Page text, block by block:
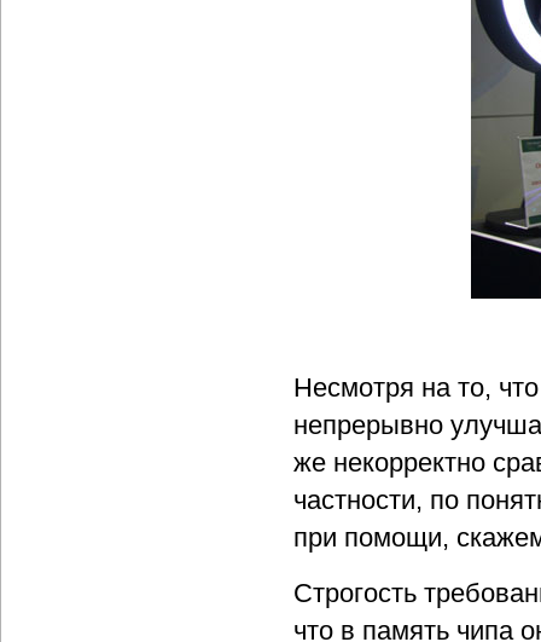
Несмотря на то,
непрерывно
же некорректно
частности, по
при помощи,
Строгость
что в память чипа